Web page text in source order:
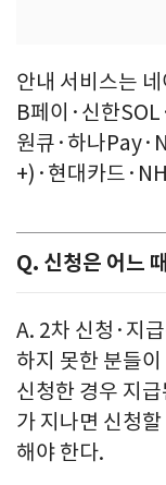
안내 서비스는
B페이·신한
원큐·하나
+)·현대카드
Q. 신청은 어느
A. 2차 신청·지
하지 못한 분들
신청한 경우 지
가 지나면 신청
해야 한다.